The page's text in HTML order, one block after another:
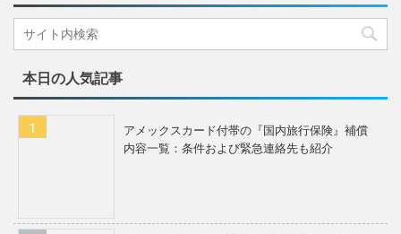
本日の人気記事
アメックスカード付帯の『国内旅行保険』補償
内容一覧：条件および緊急連絡先も紹介